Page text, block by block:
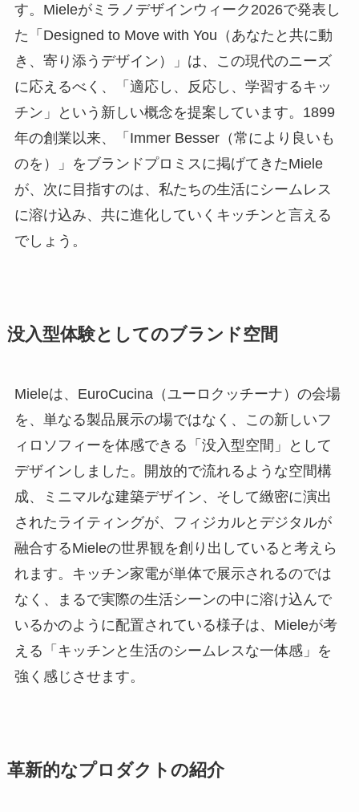
す。Mieleがミラノデザインウィーク2026で発表し
た「Designed to Move with You（あなたと共に動
き、寄り添うデザイン）」は、この現代のニーズ
に応えるべく、「適応し、反応し、学習するキッ
チン」という新しい概念を提案しています。1899
年の創業以来、「Immer Besser（常により良いも
のを）」をブランドプロミスに掲げてきたMiele
が、次に目指すのは、私たちの生活にシームレス
に溶け込み、共に進化していくキッチンと言える
でしょう。
没入型体験としてのブランド空間
Mieleは、EuroCucina（ユーロクッチーナ）の会場
を、単なる製品展示の場ではなく、この新しいフ
ィロソフィーを体感できる「没入型空間」として
デザインしました。開放的で流れるような空間構
成、ミニマルな建築デザイン、そして緻密に演出
されたライティングが、フィジカルとデジタルが
融合するMieleの世界観を創り出していると考えら
れます。キッチン家電が単体で展示されるのでは
なく、まるで実際の生活シーンの中に溶け込んで
いるかのように配置されている様子は、Mieleが考
える「キッチンと生活のシームレスな一体感」を
強く感じさせます。
革新的なプロダクトの紹介